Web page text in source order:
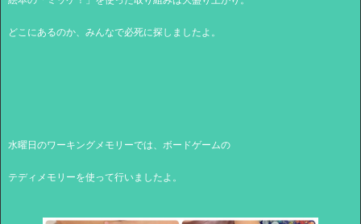
どこにあるのか、みんなで必死に探しましたよ。
水曜日のワーキングメモリーでは、ボードゲームの
テディメモリーを使って行いましたよ。